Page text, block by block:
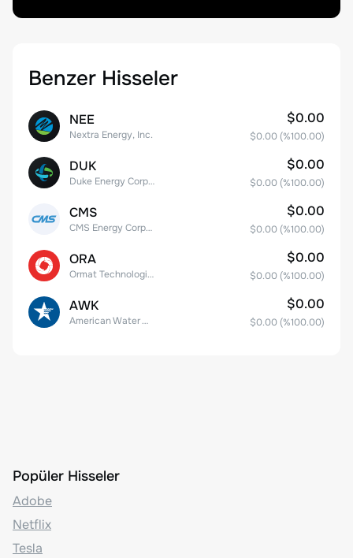
Benzer Hisseler
NEE
Nextra Energy, Inc.
$0.00
$0.00 (%100.00)
DUK
Duke Energy Corporation
$0.00
$0.00 (%100.00)
CMS
CMS Energy Corporation
$0.00
$0.00 (%100.00)
ORA
Ormat Technologies, Inc.
$0.00
$0.00 (%100.00)
AWK
American Water Works Company, Inc
$0.00
$0.00 (%100.00)
Popüler Hisseler
Adobe
Netflix
Tesla